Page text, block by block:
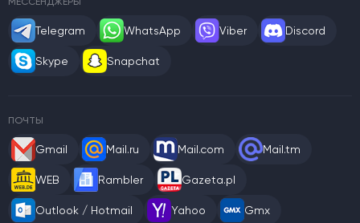
Telegram WhatsApp Viber Discord
Skype Snapchat
ПОЧТЫ
Gmail Mail.ru Mail.com Mail.tm
WEB Rambler Gazeta.pl
Outlook / Hotmail Yahoo Gmx